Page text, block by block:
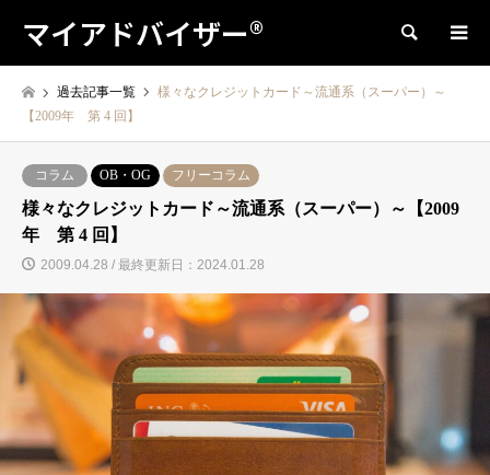
マイアドバイザー® 検索
過去記事一覧
様々なクレジットカード～流通系（スーパー）～
【2009年 第 4 回】
コラム OB・OG フリーコラム
様々なクレジットカード～流通系（スーパー）～【2009
年 第 4 回】
2009.04.28 / 最終更新日：2024.01.28